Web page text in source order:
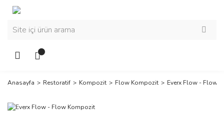
Anasayfa Restoratif Kompozit Flow Kompozit Everx Flow - Flow